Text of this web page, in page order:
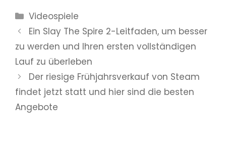
Kategorien
Videospiele
Ein Slay The Spire 2-Leitfaden, um besser
zu werden und Ihren ersten vollständigen
Lauf zu überleben
Der riesige Frühjahrsverkauf von Steam
findet jetzt statt und hier sind die besten
Angebote